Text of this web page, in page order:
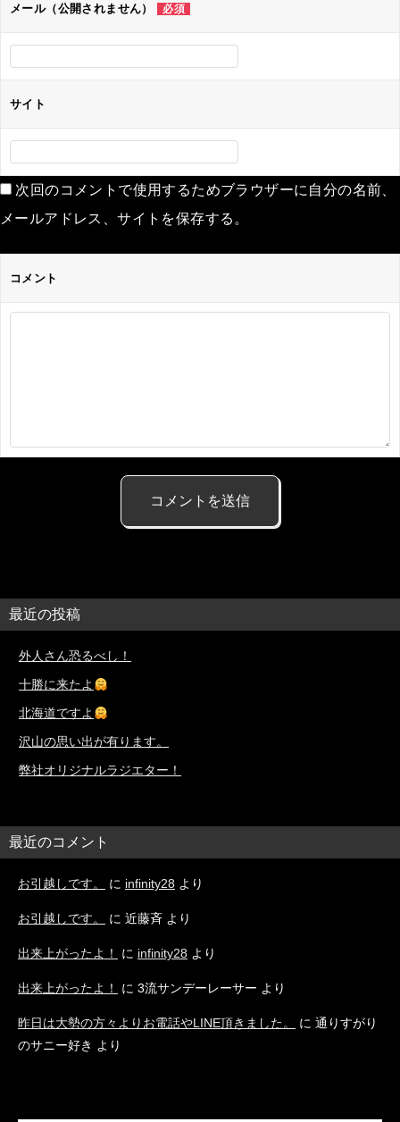
メール（公開されません） 必須
サイト
次回のコメントで使用するためブラウザーに自分の名前、
メールアドレス、サイトを保存する。
コメント
最近の投稿
外人さん恐るべし！
十勝に来たよ
北海道ですよ
沢山の思い出が有ります。
弊社オリジナルラジエター！
最近のコメント
お引越しです。 に infinity28 より
お引越しです。 に 近藤斉 より
出来上がったよ！ に infinity28 より
出来上がったよ！ に 3流サンデーレーサー より
昨日は大勢の方々よりお電話やLINE頂きました。 に 通りすがり
のサニー好き より